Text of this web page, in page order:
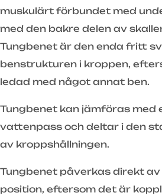
muskulärt förbundet med
med den bakre delen av
Tungbenet är den enda fritt
benstrukturen i kroppen,
ledad med något annat ben.
Tungbenet kan jämföras med
vattenpass och deltar i den
av kroppshållningen.
Tungbenet påverkas direkt
position, eftersom det är